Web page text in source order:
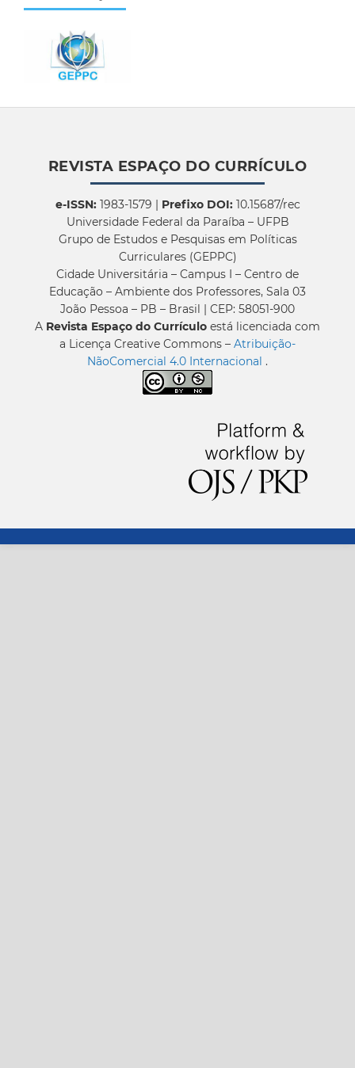
REVISTA ESPAÇO DO CURRÍCULO
e-ISSN:1983-1579 | Prefixo DOI:10.15687/rec
Universidade Federal da Paraíba – UFPB
Grupo de Estudos e Pesquisas em Políticas
Curriculares (GEPPC)
Cidade Universitária – Campus I – Centro de
Educação – Ambiente dos Professores, Sala 03
João Pessoa – PB – Brasil | CEP: 58051-900
A Revista Espaço do Currículo está licenciada com
a Licença Creative Commons – Atribuição-
NãoComercial 4.0 Internacional .